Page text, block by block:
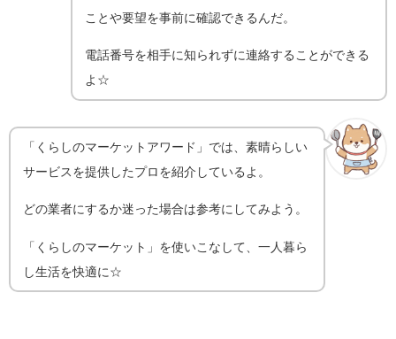
ことや要望を事前に確認できるんだ。
電話番号を相手に知られずに連絡することができる
よ☆
「くらしのマーケットアワード」では、素晴らしい
サービスを提供したプロを紹介しているよ。
どの業者にするか迷った場合は参考にしてみよう。
「くらしのマーケット」を使いこなして、一人暮ら
し生活を快適に☆